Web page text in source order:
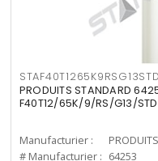
STAF40T1265K9RSG13STD
PRODUITS STANDARD
F40T12/65K/9/RS/G13/STD
Manufacturier :
# Manufacturier : 64253